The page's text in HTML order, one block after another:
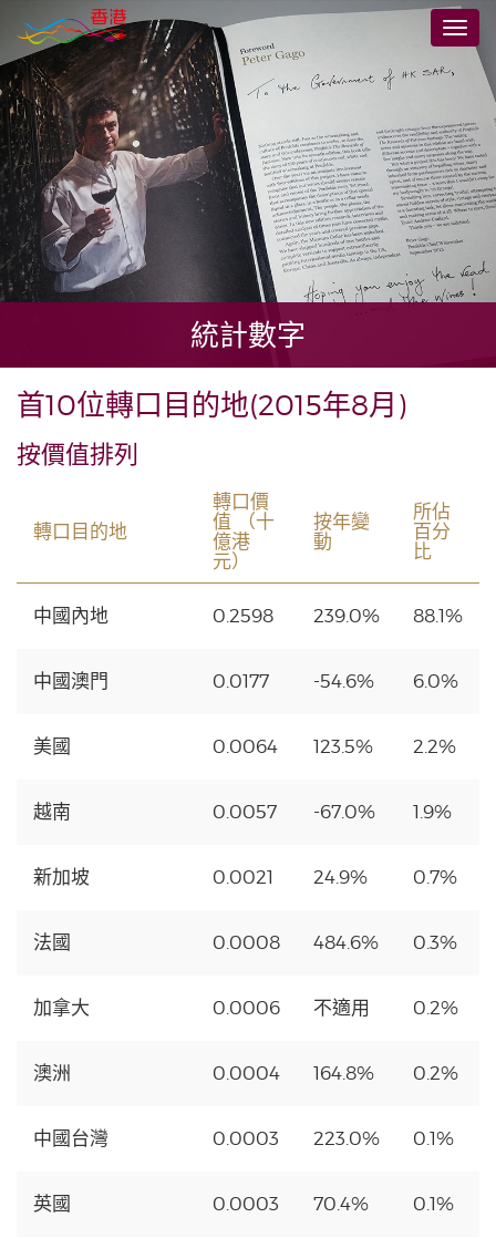
至
主
要
內
容
切
統計數字
首10位轉口目的地(2015年8月)
按價值排列
轉口目的地
轉口價
值 （十
億港
元）
按年變
動
所佔
百分
比
中國內地 0.2598 239.0% 88.1%
中國澳門 0.0177 -54.6% 6.0%
美國 0.0064 123.5% 2.2%
越南 0.0057 -67.0% 1.9%
新加坡 0.0021 24.9% 0.7%
法國 0.0008 484.6% 0.3%
加拿大 0.0006 不適用 0.2%
澳洲 0.0004 164.8% 0.2%
中國台灣 0.0003 223.0% 0.1%
英國 0.0003 70.4% 0.1%